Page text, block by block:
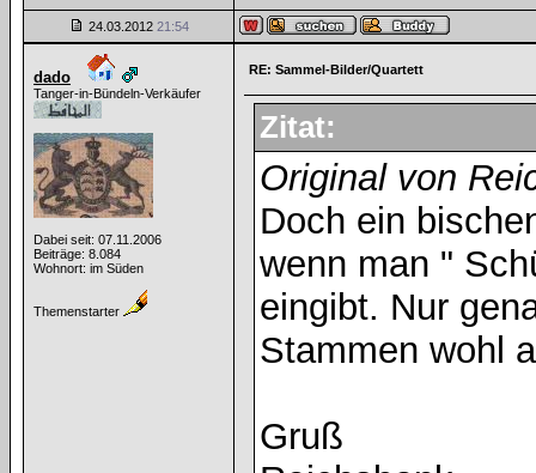
24.03.2012 21:54
dado
Tanger-in-Bündeln-Verkäufer
Dabei seit: 07.11.2006
Beiträge: 8.084
Wohnort: im Süden
Themenstarter
RE: Sammel-Bilder/Quartett
Zitat:
Original von
Doch ein
wenn man "
eingibt. Nur
Stammen wohl
Gruß